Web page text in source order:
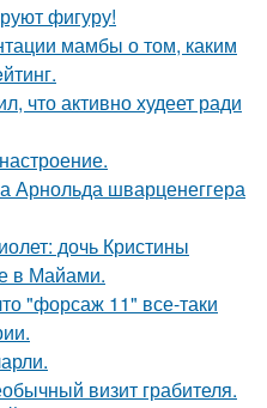
фигуру!
мамбы о том, каким
что активно худеет ради
шварценеггера
дочь Кристины
в Майами.
"форсаж 11" все-таки
визит грабителя.